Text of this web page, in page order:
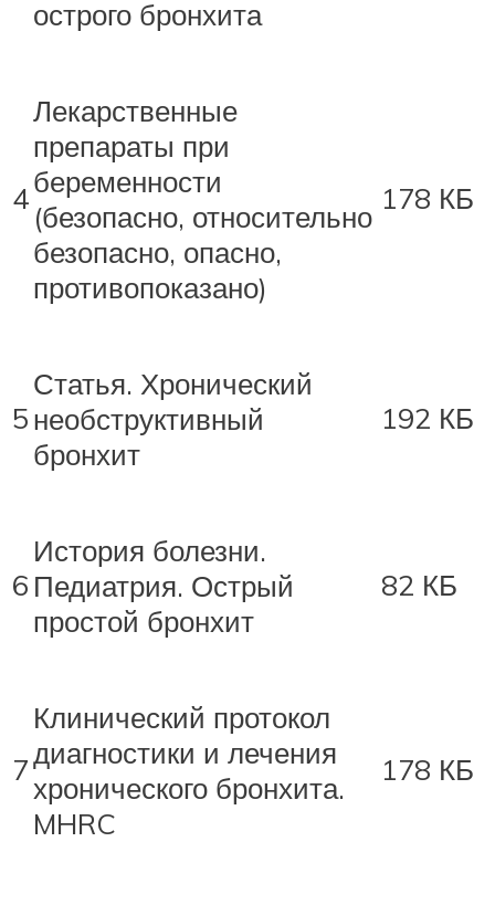
острого бронхита
4
Лекарственные
препараты при
беременности
(безопасно, относительно
безопасно, опасно,
противопоказано)
178 КБ
5
Статья. Хронический
необструктивный
бронхит
192 КБ
6
История болезни.
Педиатрия. Острый
простой бронхит
82 КБ
7
Клинический протокол
диагностики и лечения
хронического бронхита.
MHRC
178 КБ